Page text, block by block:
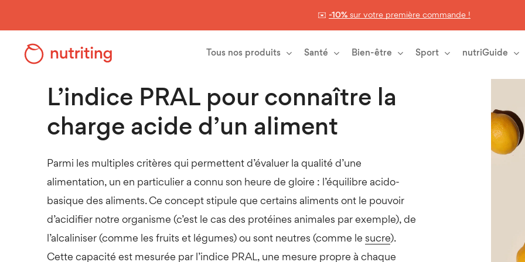
content
✉️ -10%sur votre première commande !
Tous nos produits Santé Bien-être Sport nutriGuide
Panier
Accueil> Nos conseils & astuces L’indice PRAL pour connaître la charge acide d’un aliment
L’indice PRAL pour connaître la
charge acide d’un aliment
Parmi les multiples critères qui permettent d’évaluer la qualité d’une
alimentation, un en particulier a connu son heure de gloire : l’équilibre acido-
basique des aliments. Ce concept stipule que certains aliments ont le pouvoir
d’acidifier notre organisme (c’est le cas des protéines animales par exemple), de
l’alcaliniser (comme les fruits et légumes) ou sont neutres (comme le sucre).
Cette capacité est mesurée par l’indice PRAL, une mesure propre à chaque